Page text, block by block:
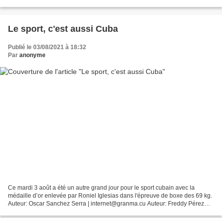
Le sport, c'est aussi Cuba
Publié le 03/08/2021 à 18:32
Par anonyme
Ce mardi 3 août a été un autre grand jour pour le sport cubain avec la
médaille d’or enlevée par Roniel Iglesias dans l'épreuve de boxe des 69 kg.
Auteur: Oscar Sanchez Serra | internet@granma.cu Auteur: Freddy Pérez